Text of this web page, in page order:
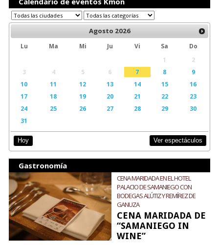
Agosto 2026
Lu Ma Mi Ju Vi Sa
Do
1
2
3
4 5 6 7 8
9
10
11 12 13 14 15
16
17
18 19 20 21 22
23
24
25 26 27 28 29
30
31
Hoy Ver espectáculos
Gastronomía
CENA MARIDADA EN EL HOTEL
PALACIO DE SAMANIEGO CON
BODEGAS ALÚTIZ Y REMÍREZ DE
GANUZA
CENA MARIDADA DE
“SAMANIEGO IN
WINE”